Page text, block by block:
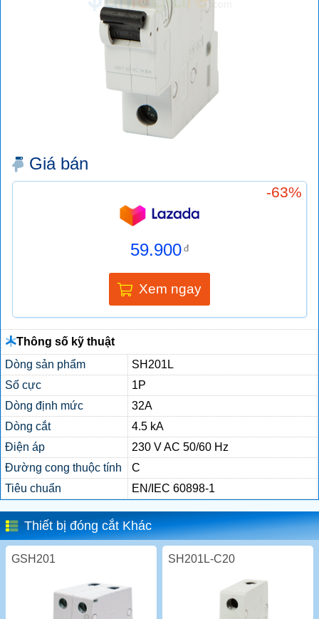
Giá bán
-63%
59.900 đ
Xem ngay
Thông số kỹ thuật
Dòng sản phẩm
SH201L
Số cực
1P
Dòng định mức
32A
Dòng cắt
4.5 kA
Điện áp
230 V AC 50/60 Hz
Đường cong thuộc tính
C
Tiêu chuẩn
EN/IEC 60898-1
Thiết bị đóng cắt Khác
GSH201 SH201L-C20